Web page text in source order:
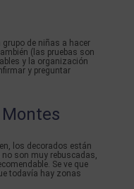
grupo de niñas a hacer
(las pruebas son
y la organización
y preguntar
los decorados están
son muy rebuscadas,
Se ve que
todavía hay zonas